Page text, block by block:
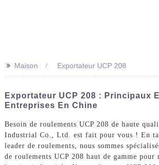
>> Maison Exportateur UCP 208
Exportateur UCP 208 : Principaux
Entreprises En Chine
Besoin de roulements UCP 208 de haute
Industrial Co., Ltd. est fait pour vous ! En
leader de roulements, nous sommes
de roulements UCP 208 haut de gamme pour